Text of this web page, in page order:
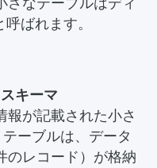
ばれます。
キーマ
報が記載された小さ
ーブルは、データ
のレコード）が格納